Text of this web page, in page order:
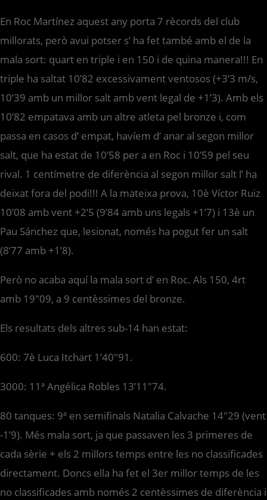
En Roc Martínez aquest any porta 7 rècords del club
millorats, però avui potser s’ ha fet també amb el de la
mala sort: quart en triple i en 150 i de quina manera!!! En
triple ha saltat 10’82 excessivament ventosos (+3’3 m/s,
10’39 amb un millor salt amb vent legal de +1’3). Amb els
10’82 empatava amb un altre atleta pel bronze i, com
passa en casos d’ empat, havíem d’ anar al segon millor
salt, que ha estat de 10’58 per a en Roc i 10’59 pel seu
rival. 1 centímetre de diferència al segon millor salt l’ ha
deixat fora del podi!!! A la mateixa prova, 10è Víctor Ruiz
10’08 amb vent +2’5 (9’84 amb uns legals +1’7) i 13è un
Pau Sánchez que, lesionat, només ha pogut fer un salt
(8’77 amb +1’8).
Però no acaba aquí la mala sort d’ en Roc. Als 150, 4rt
amb 19″09, a 9 centèssimes del bronze.
Els resultats dels altres sub-14 han estat:
600: 7è Luca Itchart 1’40″91.
3000: 11ª Angélica Robles 13’11″74.
80 tanques: 9ª en semifinals Natalia Calvache 14″29 (vent
-1’9). Més mala sort, ja que passaven les 3 primeres de
cada sèrie + els 2 millors temps entre les no classificades
directament. Doncs ella ha fet el 3er millor temps de les
no classificades amb només 2 centèssimes de diferència i